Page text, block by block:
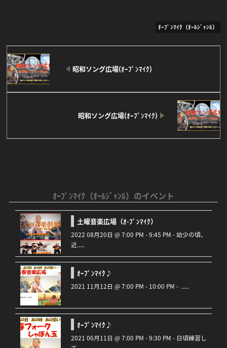
ｵｰﾌﾟﾝﾏｲｸ（ｵｰﾙｼﾞｬﾝﾙ）
昭和ソング広場(ｵｰﾌﾟﾝﾏｲｸ)
昭和ソング広場(ｵｰﾌﾟﾝﾏｲｸ)
ｵｰﾌﾟﾝﾏｲｸ（ｵｰﾙｼﾞｬﾝﾙ）のイベント
土曜音楽広場（ｵ-ﾌﾟﾝﾏｲｸ）
2022 08月20日 @ 7:00 PM - 9:45 PM - 幼少の頃、
近.....
ｵｰﾌﾟﾝﾏｲｸ♪
2021 11月12日 @ 7:00 PM - 10:00 PM - .....
ｵｰﾌﾟﾝﾏｲｸ♪
2021 06月11日 @ 7:00 PM - 9:30 PM - 日頃練習し